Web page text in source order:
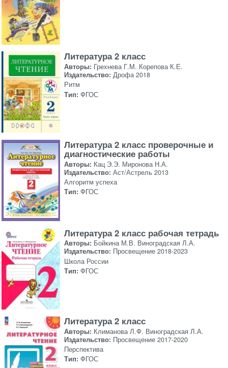
Литература 2 класс
Авторы: Грехнева Г.М. Корепова К.Е.
Издательство: Дрофа 2018
Ритм
Тип: ФГОС
Литература 2 класс проверочные и
диагностические работы
Авторы: Кац Э.Э. Миронова Н.А.
Издательство: Аст/Астрель 2013
Алгоритм успеха
Тип: ФГОС
Литература 2 класс рабочая тетрадь
Авторы: Бойкина М.В. Виноградская Л.А.
Издательство: Просвещение 2018-2023
Школа России
Тип: ФГОС
Литература 2 класс
Авторы: Климанова Л.Ф. Виноградская Л.А.
Издательство: Просвещение 2017-2020
Перспектива
Тип: ФГОС